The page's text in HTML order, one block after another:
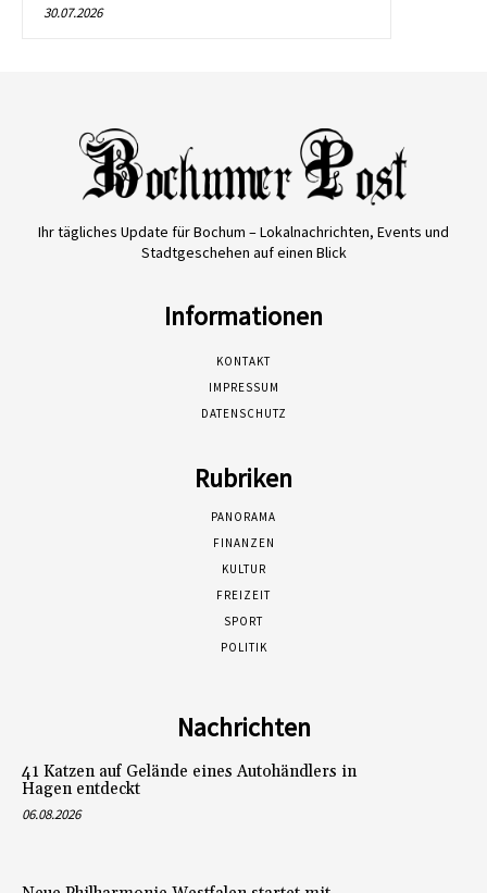
30.07.2026
Ihr tägliches Update für Bochum – Lokalnachrichten, Events und
Stadtgeschehen auf einen Blick
Informationen
KONTAKT
IMPRESSUM
DATENSCHUTZ
Rubriken
PANORAMA
FINANZEN
KULTUR
FREIZEIT
SPORT
POLITIK
Nachrichten
41 Katzen auf Gelände eines Autohändlers in
Hagen entdeckt
06.08.2026